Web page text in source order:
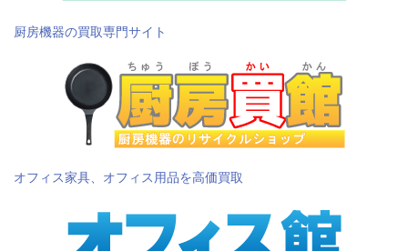
厨房機器の買取専門サイト
オフィス家具、オフィス用品を高価買取